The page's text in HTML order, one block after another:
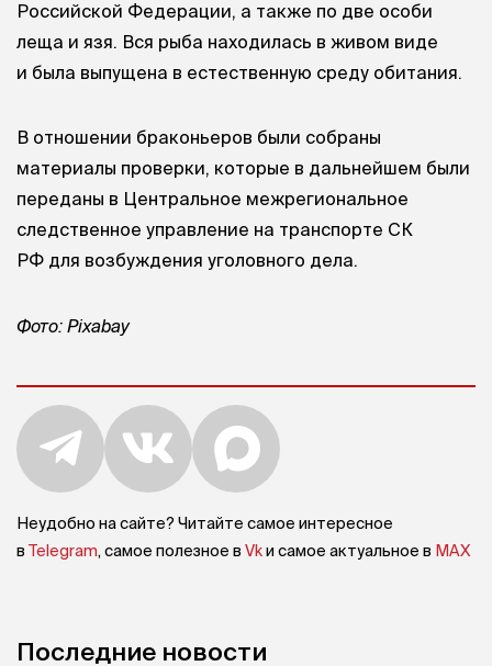
Российской Федерации, а также по две особи
леща и язя. Вся рыба находилась в живом виде
и была выпущена в естественную среду обитания.
В отношении браконьеров были собраны
материалы проверки, которые в дальнейшем были
переданы в Центральное межрегиональное
следственное управление на транспорте СК
РФ для возбуждения уголовного дела.
Фото: Pixabay
Неудобно на сайте? Читайте самое интересное
в Telegram, самое полезное в Vkи самое актуальное в MAX
Последние новости